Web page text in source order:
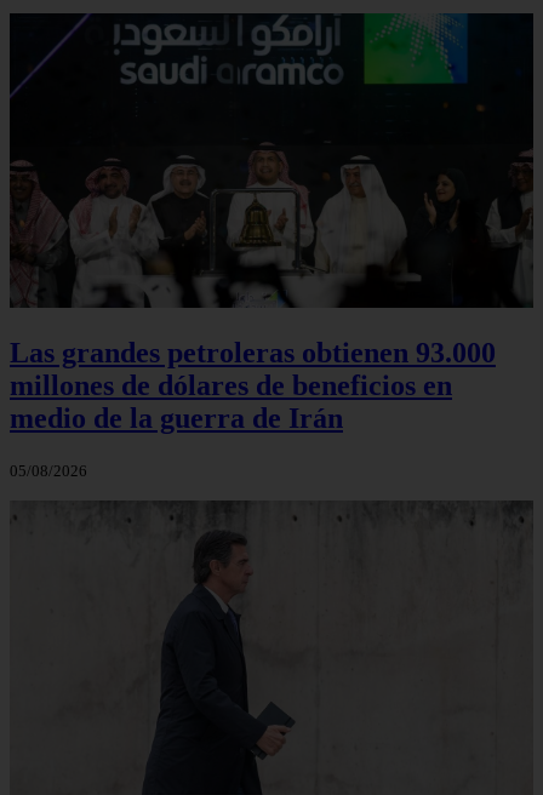
Las grandes petroleras obtienen 93.000
millones de dólares de beneficios en
medio de la guerra de Irán
05/08/2026